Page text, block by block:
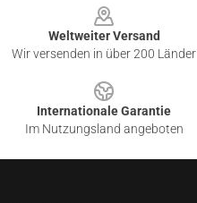
Weltweiter Versand
Wir versenden in über 200 Länder
Internationale Garantie
Im Nutzungsland angeboten